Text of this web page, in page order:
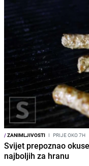
/ZANIMLJIVOSTI I PRIJE OKO 7H
Svijet prepoznao
najboljih za hranu